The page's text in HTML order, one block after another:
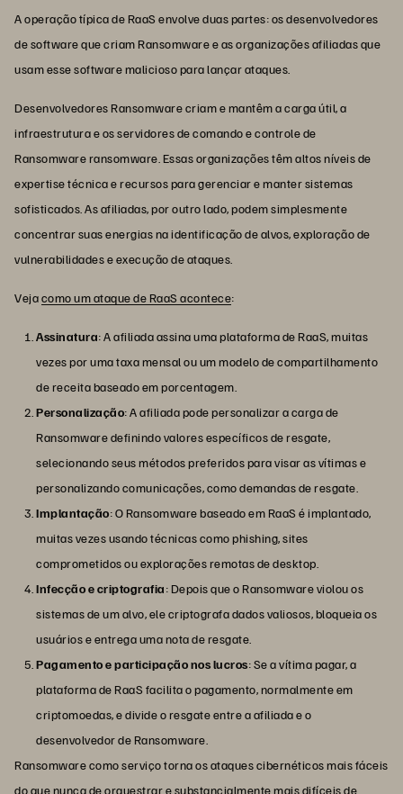
A operação típica de RaaS envolve duas partes: os desenvolvedores
de software que criam Ransomware e as organizações afiliadas que
usam esse software malicioso para lançar ataques.
Desenvolvedores Ransomware criam e mantêm a carga útil, a
infraestrutura e os servidores de comando e controle de
Ransomware ransomware. Essas organizações têm altos níveis de
expertise técnica e recursos para gerenciar e manter sistemas
sofisticados. As afiliadas, por outro lado, podem simplesmente
concentrar suas energias na identificação de alvos, exploração de
vulnerabilidades e execução de ataques.
Vejacomo um ataque de RaaS acontece:
Assinatura: A afiliada assina uma plataforma de RaaS, muitas
vezes por uma taxa mensal ou um modelo de compartilhamento
de receita baseado em porcentagem.
Personalização: A afiliada pode personalizar a carga de
Ransomware definindo valores específicos de resgate,
selecionando seus métodos preferidos para visar as vítimas e
personalizando comunicações, como demandas de resgate.
Implantação: O Ransomware baseado em RaaS é implantado,
muitas vezes usando técnicas como phishing, sites
comprometidos ou explorações remotas de desktop.
Infecção e criptografia: Depois que o Ransomware violou os
sistemas de um alvo, ele criptografa dados valiosos, bloqueia os
usuários e entrega uma nota de resgate.
Pagamento e participação nos lucros: Se a vítima pagar, a
plataforma de RaaS facilita o pagamento, normalmente em
criptomoedas, e divide o resgate entre a afiliada e o
desenvolvedor de Ransomware.
Ransomware como serviço torna os ataques cibernéticos mais fáceis
do que nunca de orquestrar e substancialmente mais difíceis de